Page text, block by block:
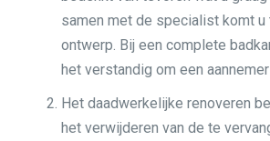
samen met de specialist komt u
ontwerp. Bij een complete
het verstandig om een
Het daadwerkelijke renoveren
het verwijderen van de te